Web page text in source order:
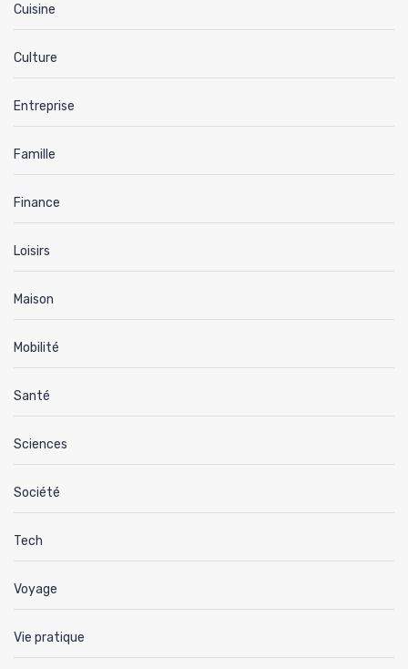
Cuisine
Culture
Entreprise
Famille
Finance
Loisirs
Maison
Mobilité
Santé
Sciences
Société
Tech
Voyage
Vie pratique